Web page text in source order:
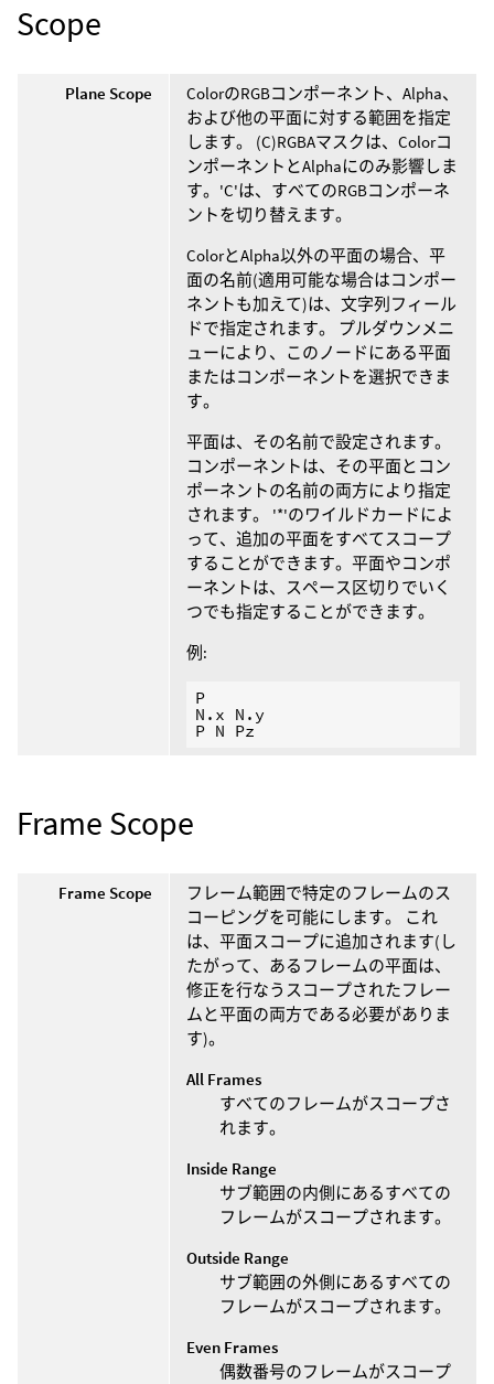
Scope
Plane Scope
ColorのRGBコンポーネント、Alpha、
および他の平面に対する範囲を指定
します。 (C)RGBAマスクは、Colorコ
ンポーネントとAlphaにのみ影響しま
す。'C'は、すべてのRGBコンポーネ
ントを切り替えます。
ColorとAlpha以外の平面の場合、平
面の名前(適用可能な場合はコンポー
ネントも加えて)は、文字列フィール
ドで指定されます。 プルダウンメニ
ューにより、このノードにある平面
またはコンポーネントを選択できま
す。
平面は、その名前で設定されます。
コンポーネントは、その平面とコン
ポーネントの名前の両方により指定
されます。 '*'のワイルドカードによ
って、追加の平面をすべてスコープ
することができます。平面やコンポ
ーネントは、スペース区切りでいく
つでも指定することができます。
例:
P
N.x N.y
Frame Scope
Frame Scope
フレーム範囲で特定のフレームのス
コーピングを可能にします。 これ
は、平面スコープに追加されます(し
たがって、あるフレームの平面は、
修正を行なうスコープされたフレー
ムと平面の両方である必要がありま
す)。
All Frames
すべてのフレームがスコープさ
れます。
Inside Range
サブ範囲の内側にあるすべての
フレームがスコープされます。
Outside Range
サブ範囲の外側にあるすべての
フレームがスコープされます。
Even Frames
偶数番号のフレームがスコープ